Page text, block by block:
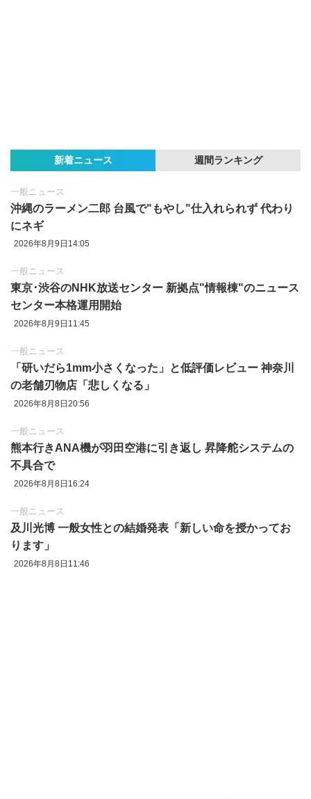
新着ニュース 週間ランキング
一般ニュース
沖縄のラーメン二郎 台風で"もやし"仕入れられず 代わり
にネギ
2026年8月9日14:05
一般ニュース
東京‪･‬渋谷のNHK放送センター 新拠点"情報棟"のニュース
センター本格運用開始
2026年8月9日11:45
一般ニュース
「研いだら1mm小さくなった」と低評価レビュー 神奈川
の老舗刃物店「悲しくなる」
2026年8月8日20:56
一般ニュース
熊本行きANA機が羽田空港に引き返し 昇降舵システムの
不具合で
2026年8月8日16:24
一般ニュース
及川光博 一般女性との結婚発表「新しい命を授かってお
ります」
2026年8月8日11:46